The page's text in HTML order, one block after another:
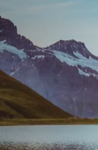
срок от 5 до